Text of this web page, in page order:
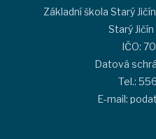
Základní škola Starý
Starý Jičín
IČO:
Datová
Tel.:
E-mail: